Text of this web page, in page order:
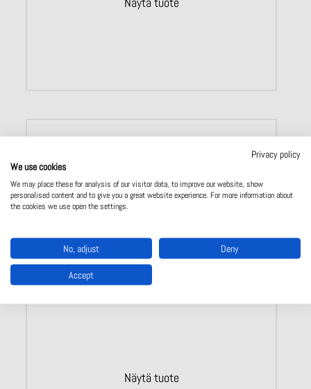
RN 9877
Näytä tuote
Privacy policy
We use cookies
We may place these for analysis of our visitor data, to improve our website, show
personalised content and to give you a great website experience. For more information about
the cookies we use open the settings.
No, adjust Deny
Accept